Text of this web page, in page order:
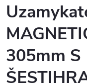
305mm S